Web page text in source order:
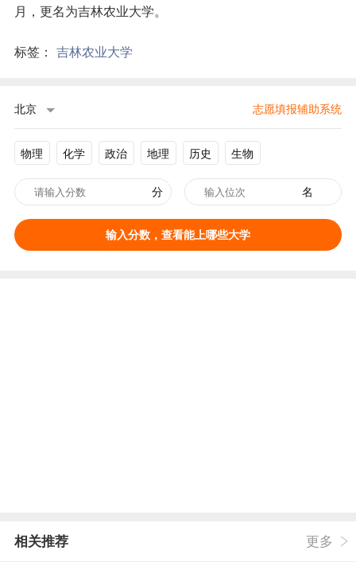
月，更名为吉林农业大学。
标签： 吉林农业大学
北京 志愿填报辅助系统
物理 化学 政治 地理 历史 生物
分 名
输入分数，查看能上哪些大学
相关推荐 更多